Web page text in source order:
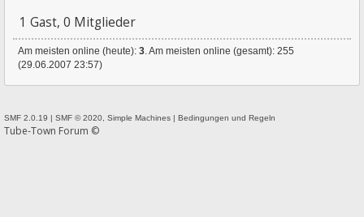
1 Gast, 0 Mitglieder
Am meisten online (heute): 3. Am meisten online (gesamt): 255
(29.06.2007 23:57)
SMF 2.0.19 | SMF © 2020 Simple Machines | Bedingungen und Regeln
Tube-Town Forum ©